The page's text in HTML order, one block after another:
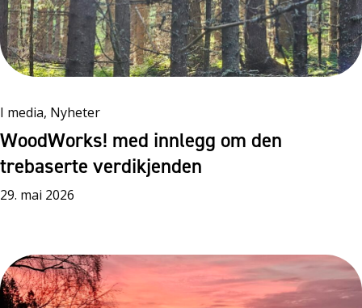
I media, Nyheter
WoodWorks! med innlegg om den
trebaserte verdikjenden
29. mai 2026